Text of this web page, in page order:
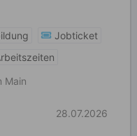
Jobticket
Main
28.07.2026